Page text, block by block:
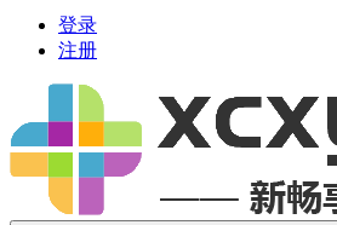
登录
注册